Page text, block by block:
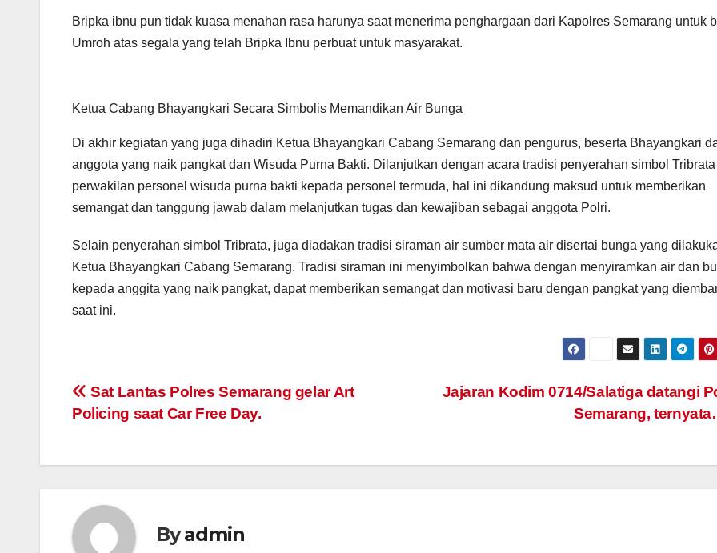
Bripka ibnu pun tidak kuasa menahan rasa harunya saat menerima penghargaan dari Kapolres Semarang untuk
Umroh atas segala yang telah Bripka Ibnu perbuat untuk masyarakat.
Ketua Cabang Bhayangkari Secara Simbolis Memandikan Air Bunga
Di akhir kegiatan yang juga dihadiri Ketua Bhayangkari Cabang Semarang dan pengurus, beserta Bhayangkari
anggota yang naik pangkat dan Wisuda Purna Bakti. Dilanjutkan dengan acara tradisi penyerahan simbol
perwakilan personel wisuda purna bakti kepada personel termuda, hal ini dikandung maksud untuk memberikan
semangat dan tanggung jawab dalam melanjutkan tugas dan kewajiban sebagai anggota Polri.
Selain penyerahan simbol Tribrata, juga diadakan tradisi siraman air sumber mata air disertai bunga yang
Ketua Bhayangkari Cabang Semarang. Tradisi siraman ini menyimbolkan bahwa dengan menyiramkan air dan
kepada anggita yang naik pangkat, dapat memberikan semangat dan motivasi baru dengan pangkat yang
saat ini.
Post
navigation
Jajaran Kodim 0714/Salatiga datangi
Semarang,
Sat Lantas Polres Semarang gelar Art
Policing saat Car Free Day.
Byadmin